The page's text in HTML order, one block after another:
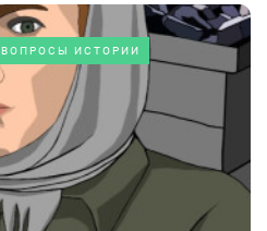
ВОПРОСЫ ИСТОРИИ